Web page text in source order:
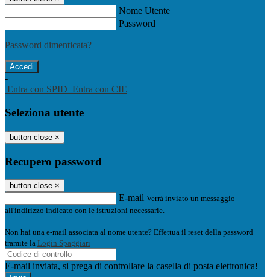
Nome Utente
Password
Password dimenticata?
-
Entra con SPID Entra con CIE
Seleziona utente
button close ×
Recupero password
button close ×
E-mail Verrà inviato un messaggio
all'indirizzo indicato con le istruzioni necessarie.
Non hai una e-mail associata al nome utente? Effettua il reset della password
tramite la Login Spaggiari
E-mail inviata, si prega di controllare la casella di posta elettronica!